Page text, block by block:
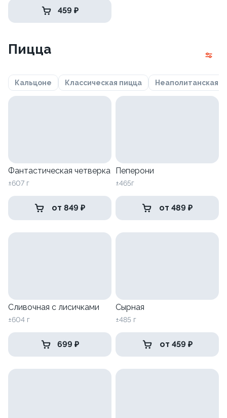
459 ₽
Пицца
Кальцоне Классическая пицца Неаполитанская
Фантастическая четверка
±607 г
от 849 ₽
Пеперони
±465г
от 489 ₽
Сливочная с лисичками
±604 г
699 ₽
Сырная
±485 г
от 459 ₽